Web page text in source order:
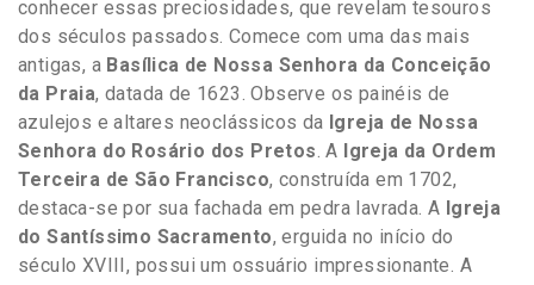
conhecer essas preciosidades, que revelam tesouros
dos séculos passados. Comece com uma das mais
antigas, a Basílica de Nossa Senhora da Conceição
da Praia, datada de 1623. Observe os painéis de
azulejos e altares neoclássicos da Igreja de Nossa
Senhora do Rosário dos Pretos . A Igreja da Ordem
Terceira de São Francisco, construída em 1702,
destaca-se por sua fachada em pedra lavrada. A Igreja
do Santíssimo Sacramento, erguida no início do
século XVIII, possui um ossuário impressionante. A